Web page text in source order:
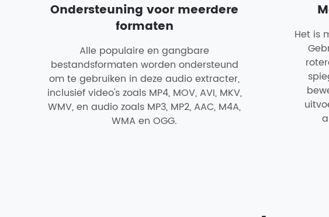
Ondersteuning voor meerdere
formaten
Alle populaire en gangbare
bestandsformaten worden ondersteund
om te gebruiken in deze audio extracter,
inclusief video's zoals MP4, MOV, AVI, MKV,
WMV, en audio zoals MP3, MP2, AAC, M4A,
WMA en OGG.
Het is